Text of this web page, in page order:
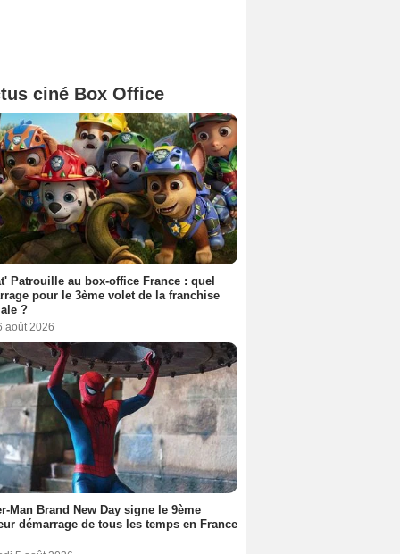
ciné Box Office
Patrouille au box-office France : quel
pour le 3ème volet de la franchise
?
août 2026
Man Brand New Day signe le 9ème
démarrage de tous les temps en France